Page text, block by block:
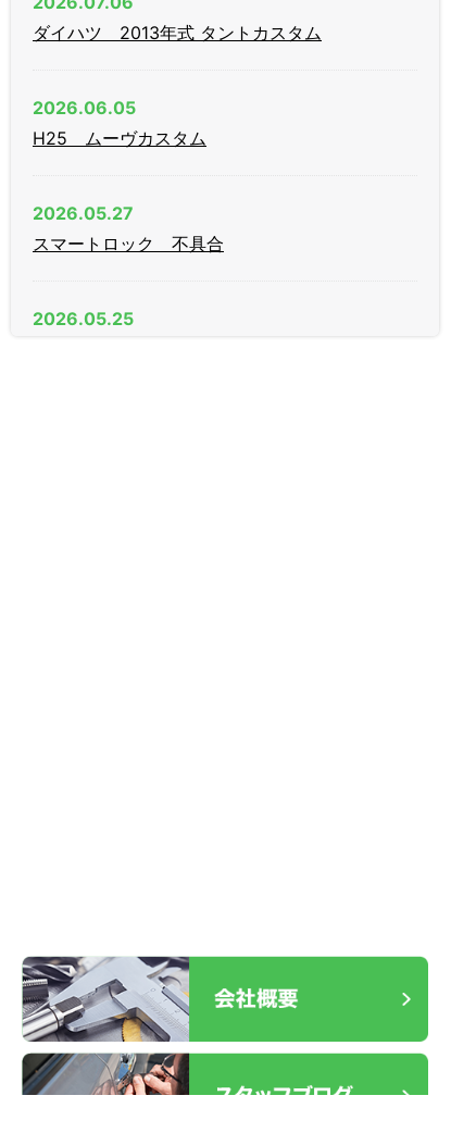
ダイハツ 2013年式 タントカスタム
2026.06.05
H25 ムーヴカスタム
2026.05.27
スマートロック 不具合
2026.05.25